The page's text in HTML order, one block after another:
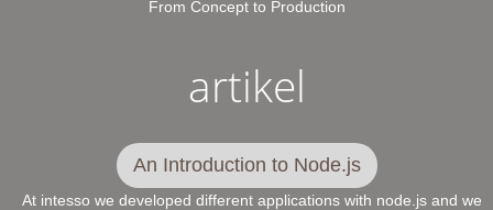
From Concept to Production
artikel
An Introduction to Node.js
At intesso we developed different applications with node.js and we